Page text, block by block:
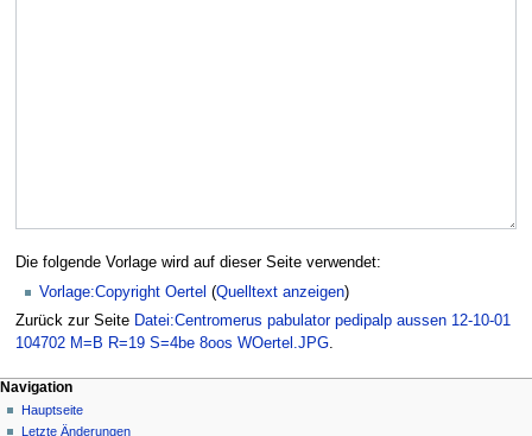
Die folgende Vorlage wird auf dieser Seite verwendet:
Vorlage:Copyright Oertel (Quelltext anzeigen)
Zurück zur Seite Datei:Centromerus pabulator pedipalp aussen 12-10-01
104702 M=B R=19 S=4be 8oos WOertel.JPG.
Navigation
Hauptseite
Letzte Änderungen